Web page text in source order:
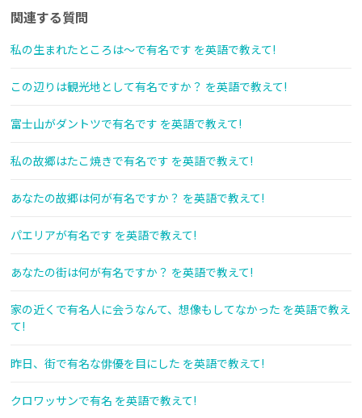
関連する質問
私の生まれたところは～で有名です を英語で教えて!
この辺りは観光地として有名ですか？ を英語で教えて!
富士山がダントツで有名です を英語で教えて!
私の故郷はたこ焼きで有名です を英語で教えて!
あなたの故郷は何が有名ですか？ を英語で教えて!
パエリアが有名です を英語で教えて!
あなたの街は何が有名ですか？ を英語で教えて!
家の近くで有名人に会うなんて、想像もしてなかった を英語で教え
て!
昨日、街で有名な俳優を目にした を英語で教えて!
クロワッサンで有名 を英語で教えて!